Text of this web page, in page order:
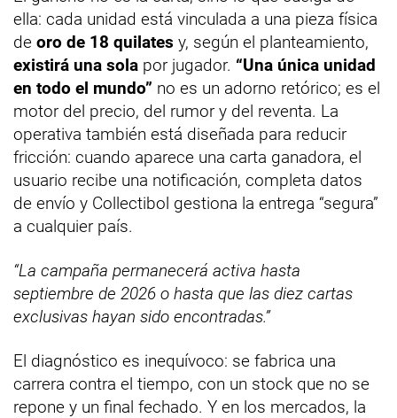
ella: cada unidad está vinculada a una pieza física
de oro de 18 quilates y, según el planteamiento,
existirá una sola por jugador. “Una única unidad
en todo el mundo” no es un adorno retórico; es el
motor del precio, del rumor y del reventa. La
operativa también está diseñada para reducir
fricción: cuando aparece una carta ganadora, el
usuario recibe una notificación, completa datos
de envío y Collectibol gestiona la entrega “segura”
a cualquier país.
“La campaña permanecerá activa hasta
septiembre de 2026 o hasta que las diez cartas
exclusivas hayan sido encontradas.”
El diagnóstico es inequívoco: se fabrica una
carrera contra el tiempo, con un stock que no se
repone y un final fechado. Y en los mercados, la